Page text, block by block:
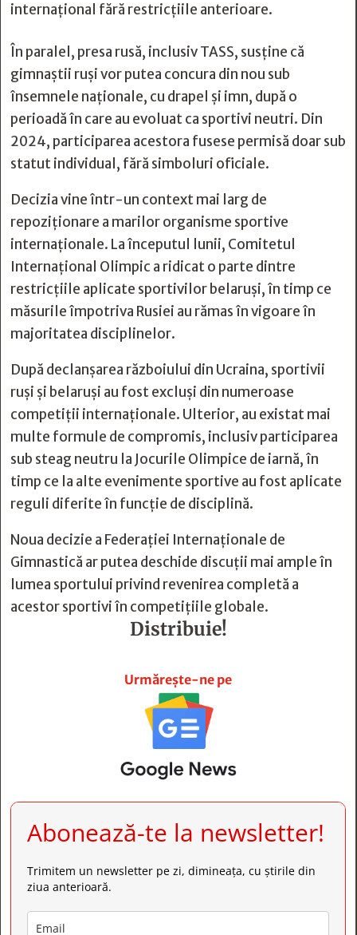
internațional fără restricțiile anterioare.
În paralel, presa rusă, inclusiv TASS, susține că
gimnaștii ruși vor putea concura din nou sub
însemnele naționale, cu drapel și imn, după o
perioadă în care au evoluat ca sportivi neutri. Din
2024, participarea acestora fusese permisă doar sub
statut individual, fără simboluri oficiale.
Decizia vine într-un context mai larg de
repoziționare a marilor organisme sportive
internaționale. La începutul lunii, Comitetul
Internațional Olimpic a ridicat o parte dintre
restricțiile aplicate sportivilor belaruși, în timp ce
măsurile împotriva Rusiei au rămas în vigoare în
majoritatea disciplinelor.
După declanșarea războiului din Ucraina, sportivii
ruși și belaruși au fost excluși din numeroase
competiții internaționale. Ulterior, au existat mai
multe formule de compromis, inclusiv participarea
sub steag neutru la Jocurile Olimpice de iarnă, în
timp ce la alte evenimente sportive au fost aplicate
reguli diferite în funcție de disciplină.
Noua decizie a Federației Internaționale de
Gimnastică ar putea deschide discuții mai ample în
lumea sportului privind revenirea completă a
acestor sportivi în competițiile globale.
Distribuie!
Urmărește-ne pe
Abonează-te la newsletter!
Trimitem un newsletter pe zi, dimineața, cu știrile din
ziua anterioară.